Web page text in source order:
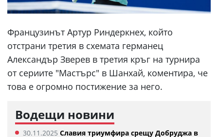
Французинът Артур Риндеркнех, който
отстрани третия в схемата германец
Александър Зверев в третия кръг на турнира
от сериите "Мастърс" в Шанхай, коментира, че
това е огромно постижение за него.
Водещи новини
30.11.2025 Славия триумфира срещу Добруджа в